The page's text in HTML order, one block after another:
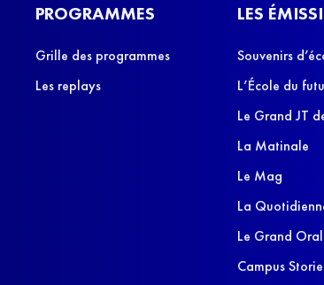
PROGRAMMES
Grille des programmes
Les replays
LES
Souvenirs
L’École du
Le Grand JT
La Matinale
Le Mag
La
Le Grand Oral
Campus